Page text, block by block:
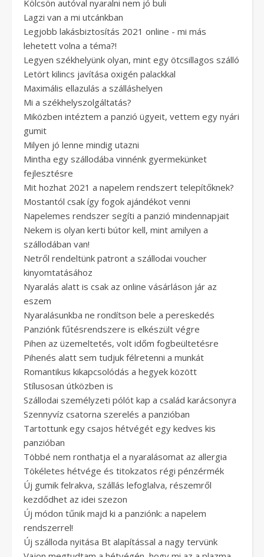
Kölcsön autóval nyaralni nem jó buli
Lagzi van a mi utcánkban
Legjobb lakásbiztosítás 2021 online - mi más
lehetett volna a téma?!
Legyen székhelyünk olyan, mint egy ötcsillagos szálló
Letört kilincs javítása oxigén palackkal
Maximális ellazulás a szálláshelyen
Mi a székhelyszolgáltatás?
Miközben intéztem a panzió ügyeit, vettem egy nyári
gumit
Milyen jó lenne mindig utazni
Mintha egy szállodába vinnénk gyermekünket
fejlesztésre
Mit hozhat 2021 a napelem rendszert telepítőknek?
Mostantól csak így fogok ajándékot venni
Napelemes rendszer segíti a panzió mindennapjait
Nekem is olyan kerti bútor kell, mint amilyen a
szállodában van!
Netről rendeltünk patront a szállodai voucher
kinyomtatásához
Nyaralás alatt is csak az online vásárláson jár az
eszem
Nyaralásunkba ne rondítson bele a pereskedés
Panziónk fűtésrendszere is elkészült végre
Pihen az üzemeltetés, volt időm fogbeültetésre
Pihenés alatt sem tudjuk félretenni a munkát
Romantikus kikapcsolódás a hegyek között
Stílusosan útközben is
Szállodai személyzeti pólót kap a család karácsonyra
Szennyvíz csatorna szerelés a panzióban
Tartottunk egy csajos hétvégét egy kedves kis
panzióban
Többé nem ronthatja el a nyaralásomat az allergia
Tökéletes hétvége és titokzatos régi pénzérmék
Új gumik felrakva, szállás lefoglalva, részemről
kezdődhet az idei szezon
Új módon tűnik majd ki a panziónk: a napelem
rendszerrel!
Új szálloda nyitása Bt alapítással a nagy tervünk